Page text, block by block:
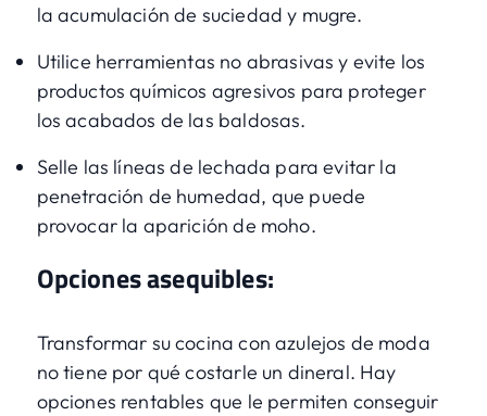
la acumulación de suciedad y mugre.
Utilice herramientas no abrasivas y evite los
productos químicos agresivos para proteger
los acabados de las baldosas.
Selle las líneas de lechada para evitar la
penetración de humedad, que puede
provocar la aparición de moho.
Opciones asequibles:
Transformar su cocina con azulejos de moda
no tiene por qué costarle un dineral. Hay
opciones rentables que le permiten conseguir